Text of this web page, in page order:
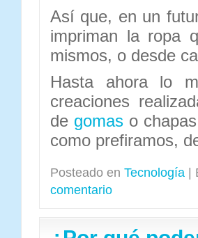
Así que, en un
impriman la ropa
mismos, o desde
Hasta ahora lo
creaciones
de gomas o
como prefiramos,
Posteado en Tecnología
comentario